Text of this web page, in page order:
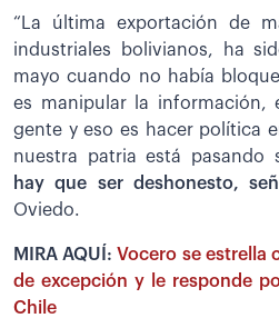
“La última exportación de
industriales bolivianos, ha
mayo cuando no había
es manipular la información,
gente y eso es hacer política
nuestra patria está pasando
hay que ser deshonesto,
Oviedo.
MIRA AQUÍ:Vocero se estrella
de excepción y le responde
Chile